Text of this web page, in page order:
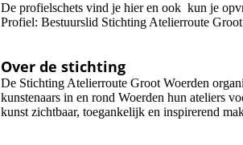
De profielschets vind je hier en ook kun je
Profiel: Bestuurslid Stichting Atelierroute
Over de stichting
De Stichting Atelierroute Groot Woerden
kunstenaars in en rond Woerden hun ateliers
kunst zichtbaar, toegankelijk en inspirerend